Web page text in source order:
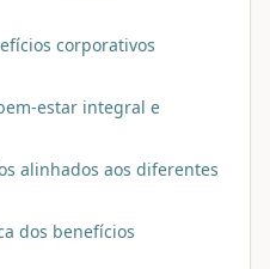
corporativos
estar integral e
alinhados aos diferentes
dos benefícios